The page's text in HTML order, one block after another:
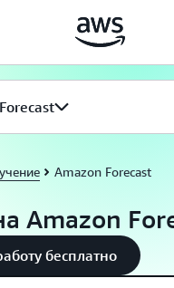
контенту
Amazon Forecast
Amazon
бесплатно